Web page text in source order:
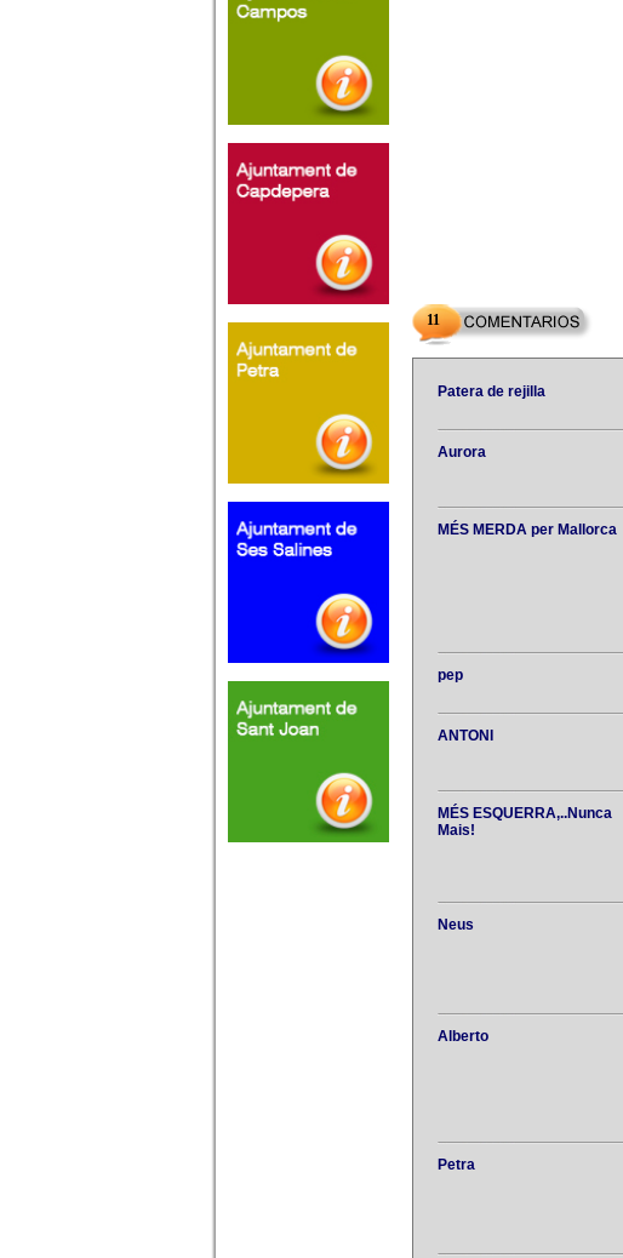
11
Patera de rejilla
Aurora
MÉS MERDA per Mallorca
pep
ANTONI
MÉS ESQUERRA,..Nunca
Mais!
Neus
Alberto
Petra